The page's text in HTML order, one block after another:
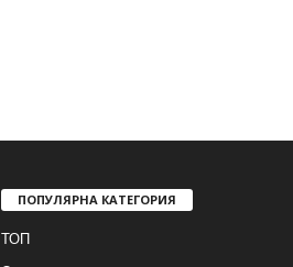
ПОПУЛЯРНА КАТЕГОРИЯ
ТОП